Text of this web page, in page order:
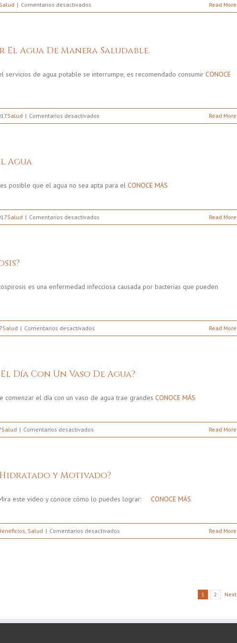
Salud Comentarios desactivados
Los
Agua
Tu
Read More
El Agua De Manera Saludable.
servicios de agua potable se interrumpe, es recomendado consumir CONOCE
Salud Comentarios desactivados
Datos
Manera
Read More
Agua
posible que el agua no sea apta para el CONOCE MÁS
Salud Comentarios desactivados
Cómo
Read More
es una enfermedad infecciosa causada por bacterias que pueden
Salud Comentarios desactivados
¿Qué
Read More
Día Con Un Vaso De Agua?
comenzar el día con un vaso de agua trae grandes CONOCE MÁS
Salud Comentarios desactivados
¿Por
Día
Un
Agua?
Read More
y Motivado?
este video y conoce cómo lo puedes lograr: CONOCE MÁS
Salud Comentarios desactivados
¿Cómo
Read More
1 2 Next